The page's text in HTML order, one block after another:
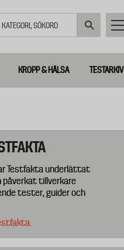
KROPP & HÄLSA TESTARKIV
Testfakta underlättat
påverkat tillverkare
tester, guider och